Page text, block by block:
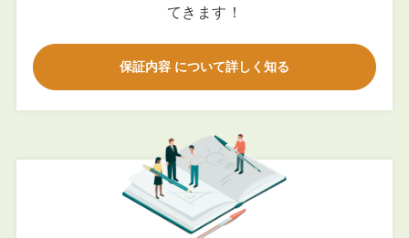
てきます！
保証内容 について詳しく知る